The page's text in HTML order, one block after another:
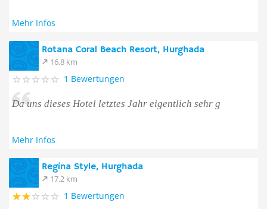
Mehr Infos
Rotana Coral Beach Resort, Hurghada
16.8 km
1 Bewertungen
Da uns dieses Hotel letztes Jahr eigentlich sehr g
Mehr Infos
Regina Style, Hurghada
17.2 km
1 Bewertungen